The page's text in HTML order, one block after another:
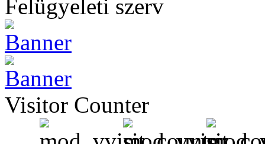
Felügyeleti szerv
Visitor Counter